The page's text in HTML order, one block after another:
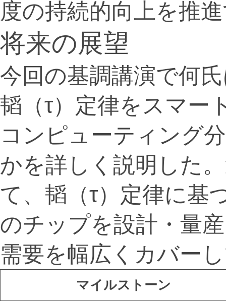
度の持続的向上を推
将来の展望
今回の基調講演で何
韬（τ）定律をスマー
コンピューティング
かを詳しく説明した
て、韬（τ）定律に基
のチップを設計・量
需要を幅広くカバー
マイルストーン